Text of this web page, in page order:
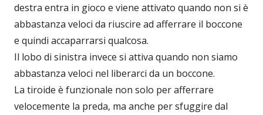
destra entra in gioco e viene attivato quando non si è
abbastanza veloci da riuscire ad afferrare il boccone
e quindi accaparrarsi qualcosa.
Il lobo di sinistra invece si attiva quando non siamo
abbastanza veloci nel liberarci da un boccone.
La tiroide è funzionale non solo per afferrare
velocemente la preda, ma anche per sfuggire dal